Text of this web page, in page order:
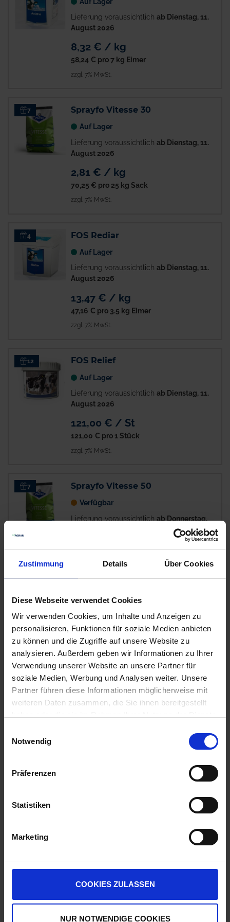
Zustimmung Details Über Cookies
Diese Webseite verwendet Cookies
Wir verwenden Cookies, um Inhalte und Anzeigen zu
personalisieren, Funktionen für soziale Medien anbieten
zu können und die Zugriffe auf unsere Website zu
analysieren. Außerdem geben wir Informationen zu Ihrer
Verwendung unserer Website an unsere Partner für
soziale Medien, Werbung und Analysen weiter. Unsere
Partner führen diese Informationen möglicherweise mit
weiteren Daten zusammen, die Sie ihnen bereitgestellt
Notwendig
Präferenzen
Statistiken
Marketing
COOKIES ZULASSEN
NUR NOTWENDIGE COOKIES
Lieferung voraussichtlich ab Dienstag, 11.
August 2026
8,32 € / kg
58,24 € pro 7 kg Eimer
zzgl. 7% MwSt.
7 Sprayfo Vitesse 30
Auf Lager
Lieferung voraussichtlich ab Dienstag, 11.
August 2026
2,81 € / kg
70,25 € pro 25 kg Sack
zzgl. 7% MwSt.
4 FOS Rediar
Auf Lager
Lieferung voraussichtlich ab Dienstag, 11.
August 2026
13,47 € / kg
47,16 € pro 3.5 kg Eimer
zzgl. 7% MwSt.
12 FOS Relief
Auf Lager
Lieferung voraussichtlich ab Dienstag, 11.
August 2026
121,00 € / St
121,00 € pro 1 Stück
zzgl. 7% MwSt.
7 Sprayfo Vitesse 50
Verfügbar
Lieferung voraussichtlich ab Donnerstag,
3,03 € / kg
pro 25 kg Sack
FOS Pulmosure LD
Auf Lager
Lieferung voraussichtlichab Dienstag, 11.
August 2026
16,83 € / kg
58,89 €pro 3.5 kg Eimer
zzgl. 7% MwSt.
ab Dienstag, 11.
5 FOS Reviva (10x 1kg Tüten)
August 2026